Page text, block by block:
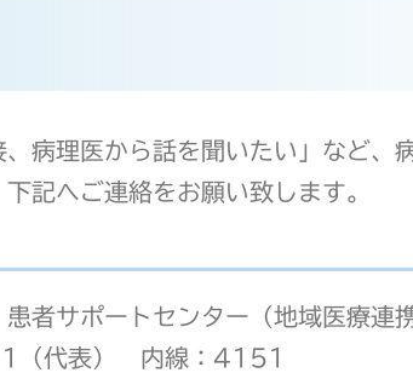
、病理医から話を聞いたい」など、
記へご連絡をお願い致します。
者サポートセンター（地域医療連携
代表） 内線：4151